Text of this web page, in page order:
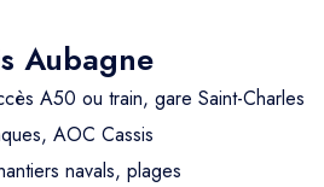
Aubagne
A50 ou train, gare Saint-Charles
AOC Cassis
navals, plages